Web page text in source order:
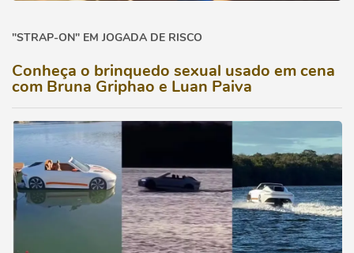
"STRAP-ON" EM JOGADA DE RISCO
Conheça o brinquedo sexual usado em cena
com Bruna Griphao e Luan Paiva